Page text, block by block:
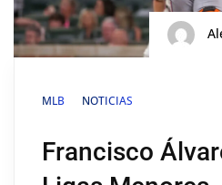
MLB NOTICIAS
Francisco